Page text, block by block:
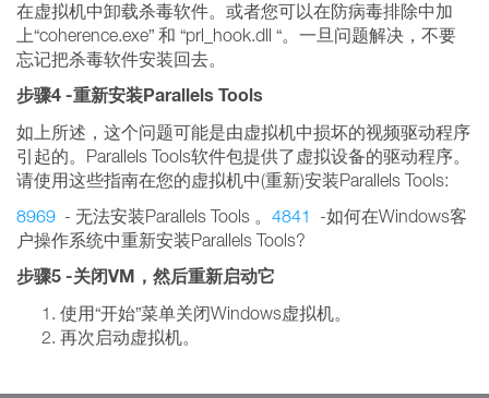
在虚拟机中卸载杀毒软件。或者您可以在防病毒排除中加
上“coherence.exe” 和 “prl_hook.dll “。一旦问题解决，不要
忘记把杀毒软件安装回去。
步骤4 -重新安装Parallels Tools
如上所述，这个问题可能是由虚拟机中损坏的视频驱动程序
引起的。Parallels Tools软件包提供了虚拟设备的驱动程序。
请使用这些指南在您的虚拟机中(重新)安装Parallels Tools:
8969 - 无法安装Parallels Tools 。 4841
-如何在Windows客
户操作系统中重新安装Parallels Tools?
步骤5 -关闭VM ，然后重新启动它
使用“开始”菜单关闭Windows虚拟机。
再次启动虚拟机。